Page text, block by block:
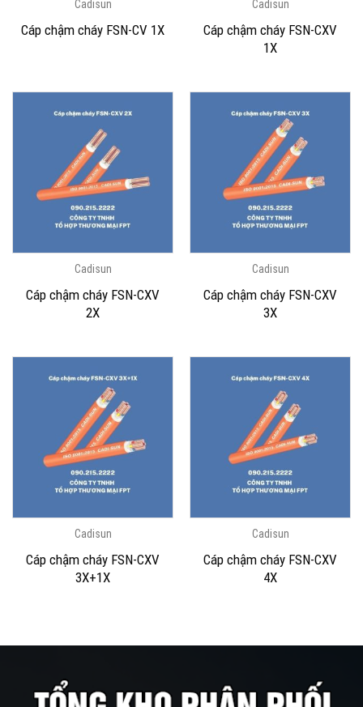
Cadisun
Cáp chậm cháy FSN-CV 1X
Cadisun
Cáp chậm cháy FSN-CXV
1X
Cadisun
Cáp chậm cháy FSN-CXV
2X
Cadisun
Cáp chậm cháy FSN-CXV
3X
Cadisun
Cáp chậm cháy FSN-CXV
3X+1X
Cadisun
Cáp chậm cháy FSN-CXV
4X